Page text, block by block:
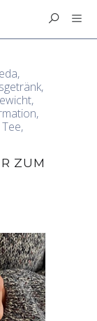
,
,
,
,
Tee,
ZUM